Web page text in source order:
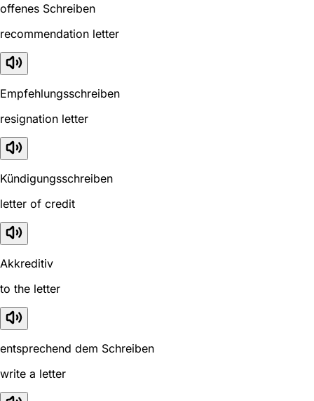
offenes Schreiben
recommendation letter
Empfehlungsschreiben
resignation letter
Kündigungsschreiben
letter of credit
Akkreditiv
to the letter
entsprechend dem Schreiben
write a letter